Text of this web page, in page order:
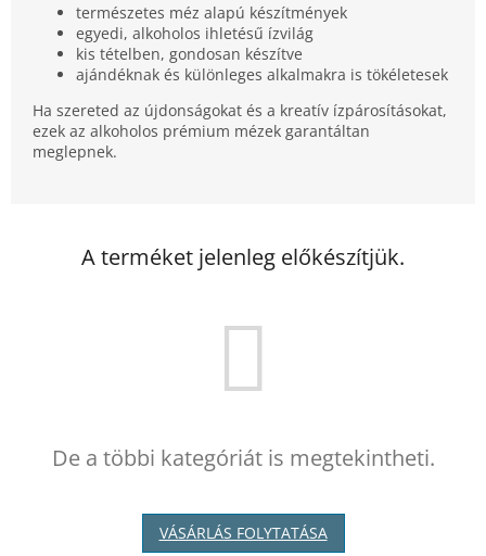
természetes méz alapú készítmények
egyedi, alkoholos ihletésű ízvilág
kis tételben, gondosan készítve
ajándéknak és különleges alkalmakra is tökéletesek
Ha szereted az újdonságokat és a kreatív ízpárosításokat,
ezek az alkoholos prémium mézek garantáltan
meglepnek.
A terméket jelenleg előkészítjük.
De a többi kategóriát is megtekintheti.
VÁSÁRLÁS FOLYTATÁSA